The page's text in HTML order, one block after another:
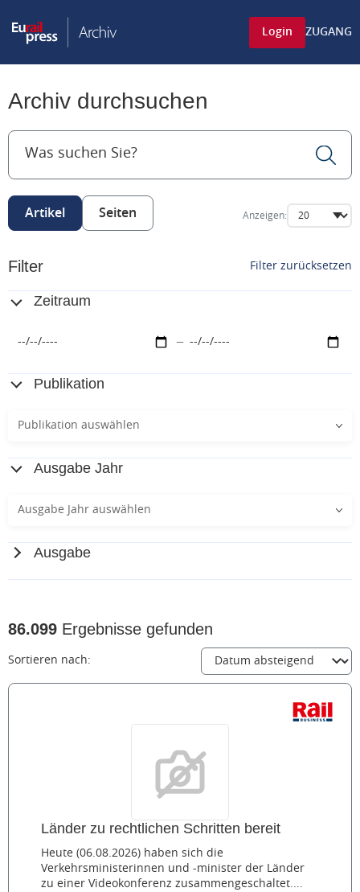
Login ZUGANG
Archiv durchsuchen
Artikel Seiten Anzeigen:
Filter Filter zurücksetzen
Zeitraum
Publikation
Publikation auswählen
Ausgabe Jahr
Ausgabe Jahr auswählen
Ausgabe
86.099 Ergebnisse gefunden
Sortieren nach:
Länder zu rechtlichen Schritten bereit
Heute (06.08.2026) haben sich die
Verkehrsministerinnen und -minister der Länder
zu einer Videokonferenz zusammengeschaltet....